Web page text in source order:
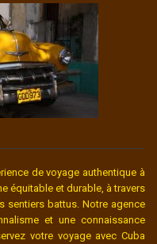
de voyage authentique à
équitable et durable, à travers
sentiers battus. Notre agence
et une connaissance
votre voyage avec Cuba